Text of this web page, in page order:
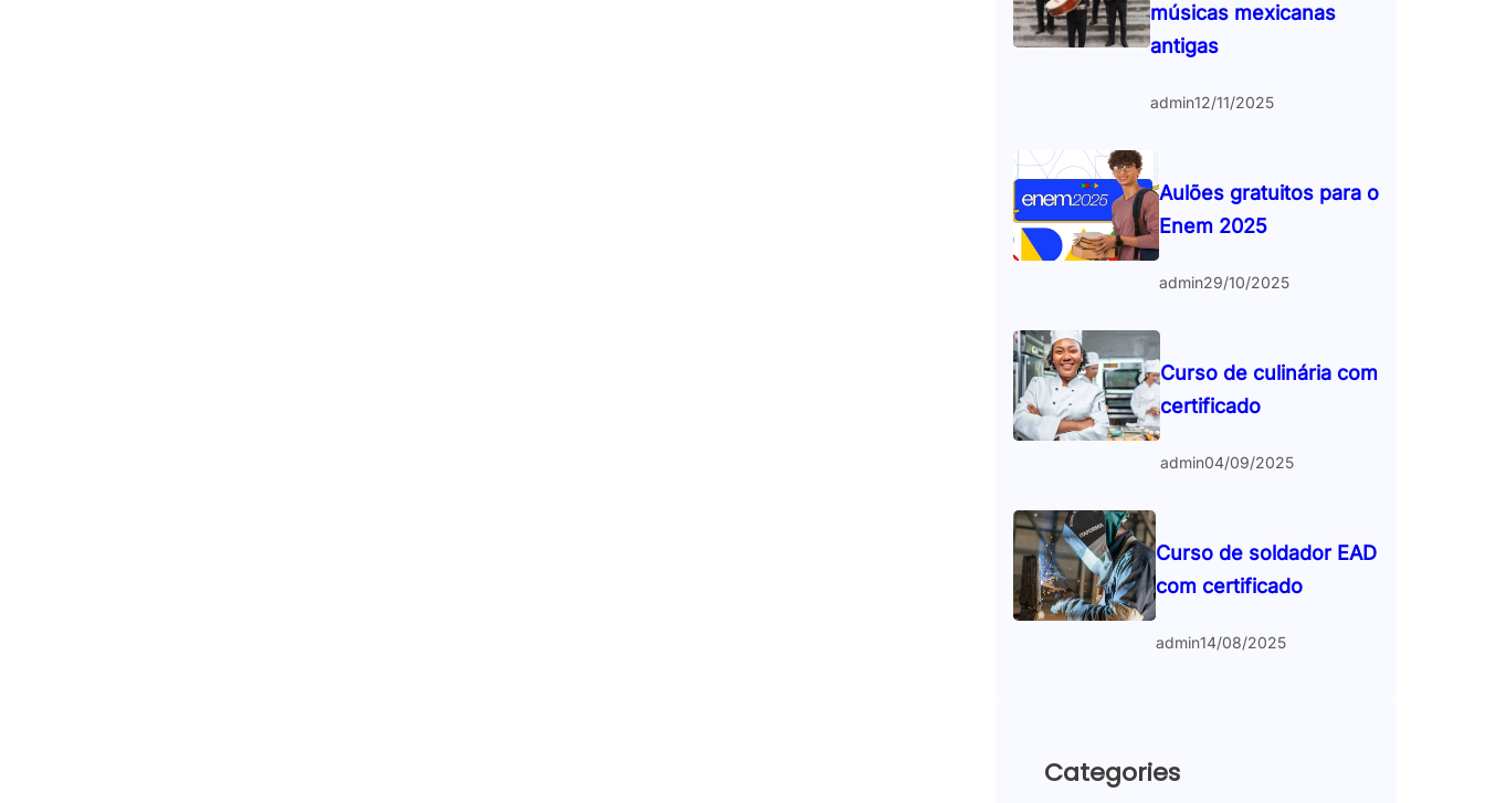
músicas mexicanas
antigas
admin12/11/2025
Aulões gratuitos para o
Enem 2025
admin29/10/2025
Curso de culinária com
certificado
admin04/09/2025
Curso de soldador EAD
com certificado
admin14/08/2025
Categories